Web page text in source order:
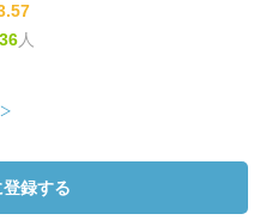
36人
録する